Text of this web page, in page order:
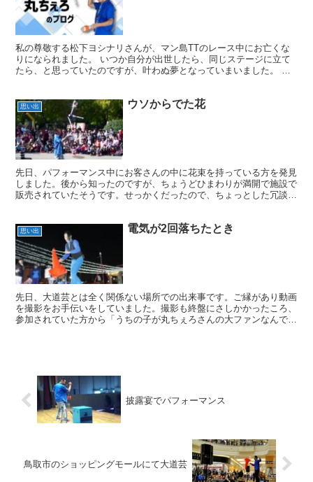
私の尊敬する松下ヨシナリさんが、マン島TTのレース中にお亡くな
りになられました。 いつか自分が出世したら、同じステージに立て
たら、と思っていたのですが、叶わぬ夢となっていまいました。 マ
思い出 ウソからでた花
先日、パフォーマンス中にお客さんの中に花束を持っている方を発見
しました。後から知ったのですが、ちょうどひまわりが満開で施設で
販売されていたそうです。せっかくだったので、ちょっとした冗談で
思い出 電気が2回落ちたとき
先日、大道芸とは全く関係ない場所での出来事です。ご縁があり動画
を撮影をお手伝いをしていました。撮影も終盤にさしかかったころ、
参加されていた方から「うちの子が丸ちぇろさんの大ファンなんで
披露宴でパフォーマンス
鳥取市のショッピングモールにて大道芸